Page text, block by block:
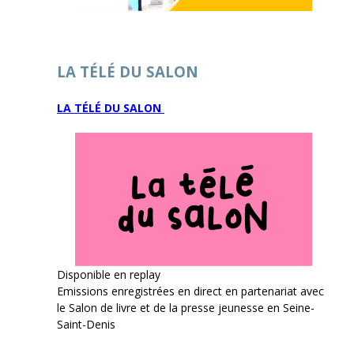
LA TÉLÉ DU SALON
LA TÉLÉ DU SALON
Disponible en replay
Emissions enregistrées en direct en partenariat avec
le Salon de livre et de la presse jeunesse en Seine-
Saint-Denis